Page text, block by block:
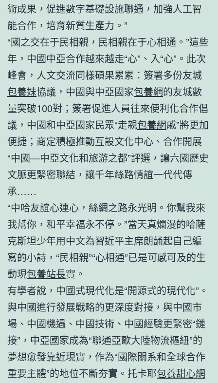
術成果，促進數字基礎設施聯通，加強人工智
能合作，培育新質生產力。”
“國之交在于民相親，民相親在于心相通。”這些
年，中國中亞合作越來越走“心”、入“心”。此次
峰會，人文交流同樣碩果累累：簽署多份友城
包養妹協議，中國與中亞國家包養網的友城數
量突破100對；簽署促進人員往來便利化合作倡
議，中國和中亞國家民眾“走親包養網戚”將更加
便捷；商定積極推動互設文化中心、合作開展
“中國—中亞文化和旅游之都”評選，讓六國歷史
文脈更緊密聯結，讓千年絲路情誼一代代傳
承……
“中哈友誼心連心，絲綢之路永光明。你幫我來
我幫你，和平幸福永不停。”當天真爛漫的哈薩
克斯坦少年用中文為習近平主席朗誦起自己編
寫的小詩，“民相親”“心相通”已是可感可及的生
動現包養站長實。
有學者說，中國式現代化是“開源式的現代化”。
與中國進行發展戰略的更深度對接，與中國市
場、中國機遇、中國技術、中國經驗更緊密“鏈
接”，中亞國家成為“聯通亞歐大陸物流樞紐”的
夢想愈發靠近現實，作為“國際關系和全球合作
重要主體”的地位不斷夯實。托卡耶包養甜心網